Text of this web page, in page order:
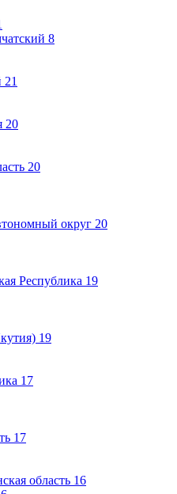
8
21
20
20
округ 20
Республика 19
19
17
17
область 16